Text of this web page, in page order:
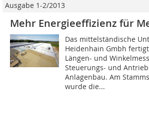
Ausgabe 1-2/2013
Mehr Energieeffizienz für
Das mittelständische
Heidenhain Gmbh
Längen- und
Steuerungs- und
Anlagenbau. Am
wurde die...